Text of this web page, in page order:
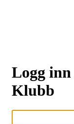
Logg
Klubb